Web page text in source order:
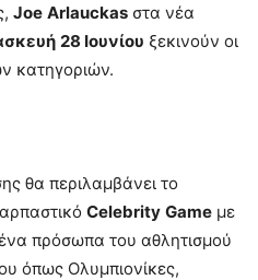
Joe Arlauckas στα νέα
28 Ιουνίου ξεκινούν οι
κατηγοριών.
θα περιλαμβάνει το
Celebrity Game με
πρόσωπα του αθλητισμού
όπως Ολυμπιονίκες,